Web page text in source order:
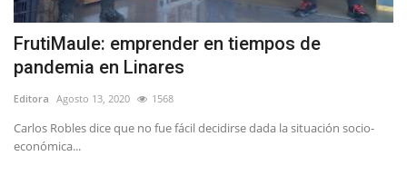
Política
Espectáculos
FrutiMaule: emprender en tiempos de
pandemia en Linares
Editora Agosto 13, 2020 1568
Carlos Robles dice que no fue fácil decidirse dada la situación socio-
económica...